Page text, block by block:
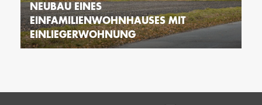
NEUBAU EINES
EINFAMILIENWOHNHAUSES MIT
EINLIEGERWOHNUNG